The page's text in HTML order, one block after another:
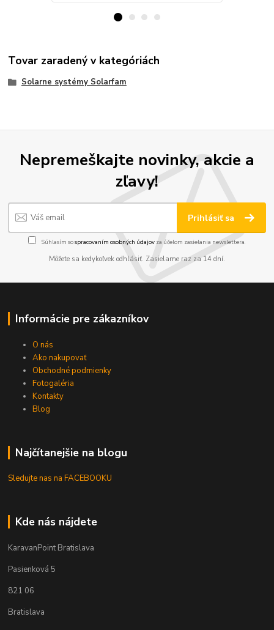
Tovar zaradený v kategóriách
Solarne systémy Solarfam
Nepremeškajte novinky, akcie a
zľavy!
Prihlásiť sa
Súhlasím sospracovaním osobných údajov za účelom zasielania newslettera.
Môžete sa kedykoľvek odhlásiť. Zasielame raz za 14 dní.
Informácie pre zákazníkov
O nás
Ako nakupovať
Obchodné podmienky
Fotogaléria
Kontakty
Blog
Najčítanejšie na blogu
Sledujte nas na FACEBOOKU
Kde nás nájdete
KaravanPoint Bratislava
Pasienková 5
821 06
Bratislava